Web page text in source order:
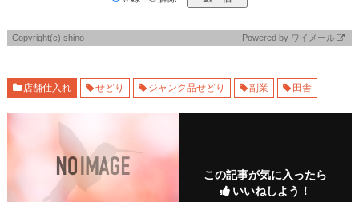
Copyright(c) shino Powered by ワイメール
店舗仕入れ せどり ジャンク品せどり 副業 田舎
この記事が気に入ったら
いいねしよう！